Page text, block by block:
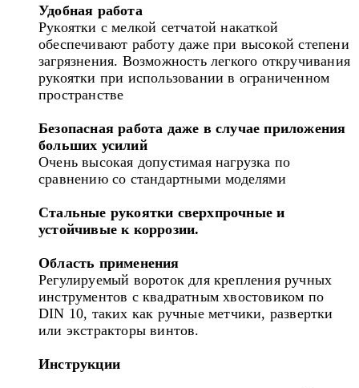
Удобная работа
Рукоятки с мелкой сетчатой накаткой
обеспечивают работу даже при высокой степени
загрязнения. Возможность легкого откручивания
рукоятки при использовании в ограниченном
пространстве
Безопасная работа даже в случае приложения
больших усилий
Очень высокая допустимая нагрузка по
сравнению со стандартными моделями
Стальные рукоятки сверхпрочные и
устойчивые к коррозии.
Область применения
Регулируемый вороток для крепления ручных
инструментов с квадратным хвостовиком по
DIN 10, таких как ручные метчики, развертки
или экстракторы винтов.
Инструкции